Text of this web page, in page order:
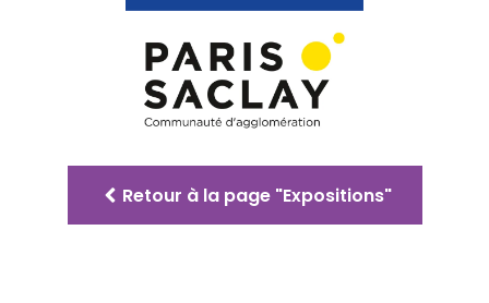
Retour à la page "Expositions"